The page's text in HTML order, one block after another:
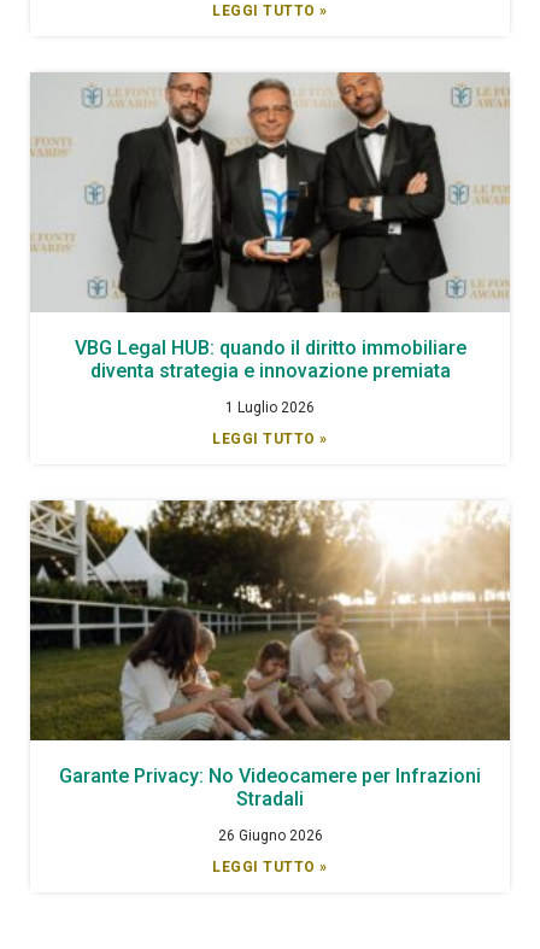
LEGGI TUTTO »
VBG Legal HUB: quando il diritto immobiliare
diventa strategia e innovazione premiata
1 Luglio 2026
LEGGI TUTTO »
Garante Privacy: No Videocamere per Infrazioni
Stradali
26 Giugno 2026
LEGGI TUTTO »